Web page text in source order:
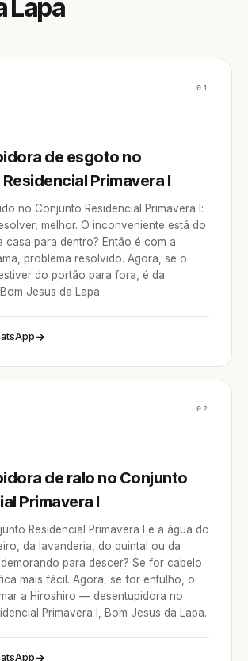
Lapa
01
de esgoto no
Primavera I
no Conjunto Residencial Primavera I:
melhor. O inconveniente está do
casa para dentro? Então é com a
problema resolvido. Agora, se o
do portão para fora, é da
Jesus da Lapa.
02
de ralo no Conjunto
Primavera I
Residencial Primavera I e a água do
da lavanderia, do quintal ou da
para descer? Se for cabelo
mais fácil. Agora, se for entulho, o
a Hiroshiro — desentupidora no
Primavera I, Bom Jesus da Lapa.